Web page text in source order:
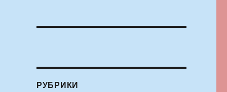
РУБРИКИ